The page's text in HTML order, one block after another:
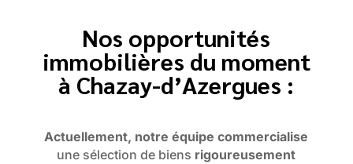
Nos opportunités
immobilières du moment
à Chazay-d’Azergues :
Actuellement, notre équipe commercialise
une sélection de biens rigoureusement